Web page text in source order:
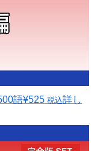
語¥525 税込詳し